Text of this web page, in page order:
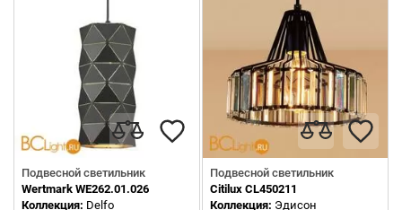
Подвесной светильник
Wertmark WE262.01.026
Коллекция: Delfo
Подвесной светильник
Citilux CL450211
Коллекция: Эдисон